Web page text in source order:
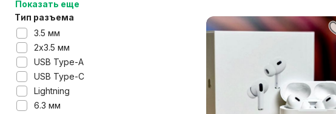
Показать еще
Тип разъема
3.5 мм
2x3.5 мм
USB Type-A
USB Type-C
Lightning
6.3 мм